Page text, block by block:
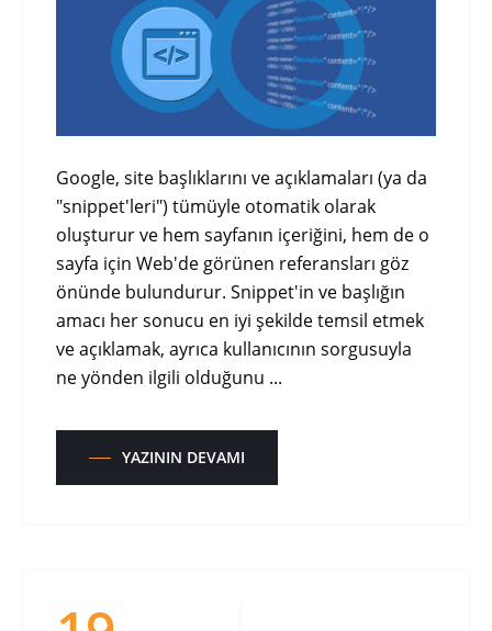
Google, site başlıklarını ve açıklamaları (ya da
"snippet'leri") tümüyle otomatik olarak
oluşturur ve hem sayfanın içeriğini, hem de o
sayfa için Web'de görünen referansları göz
önünde bulundurur. Snippet'in ve başlığın
amacı her sonucu en iyi şekilde temsil etmek
ve açıklamak, ayrıca kullanıcının sorgusuyla
ne yönden ilgili olduğunu ...
YAZININ DEVAMI